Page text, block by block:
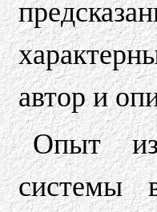
автор и
Опыт